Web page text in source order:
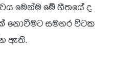
මෙන්ම මේ ගීතයේ ද
නොවීමට සමහර විටක
ඇති.